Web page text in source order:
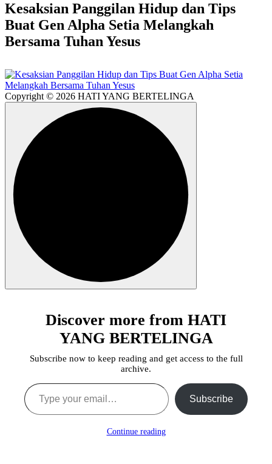
Kesaksian Panggilan Hidup dan Tips
Buat Gen Alpha Setia Melangkah
Bersama Tuhan Yesus
Copyright © 2026 HATI YANG BERTELINGA
Discover more from HATI
YANG BERTELINGA
Subscribe now to keep reading and get access to the full
archive.
Type your email…
Subscribe
Continue reading